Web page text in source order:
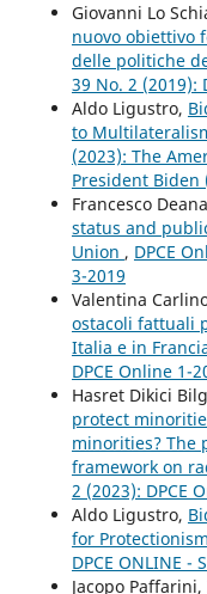
Giovanni Lo
nuovo obiettivo
delle politiche
39 No. 2 (2019):
Aldo Ligustro,
to
(2023): The
President Biden
Francesco
status and
Union , DPCE
3-2019
Valentina
ostacoli fattuali
Italia e in
DPCE Online 1-
Hasret Dikici
protect
minorities? The
framework on
2 (2023): DPCE
Aldo Ligustro,
for Protectionism
DPCE ONLINE -
Jacopo Paffarini,